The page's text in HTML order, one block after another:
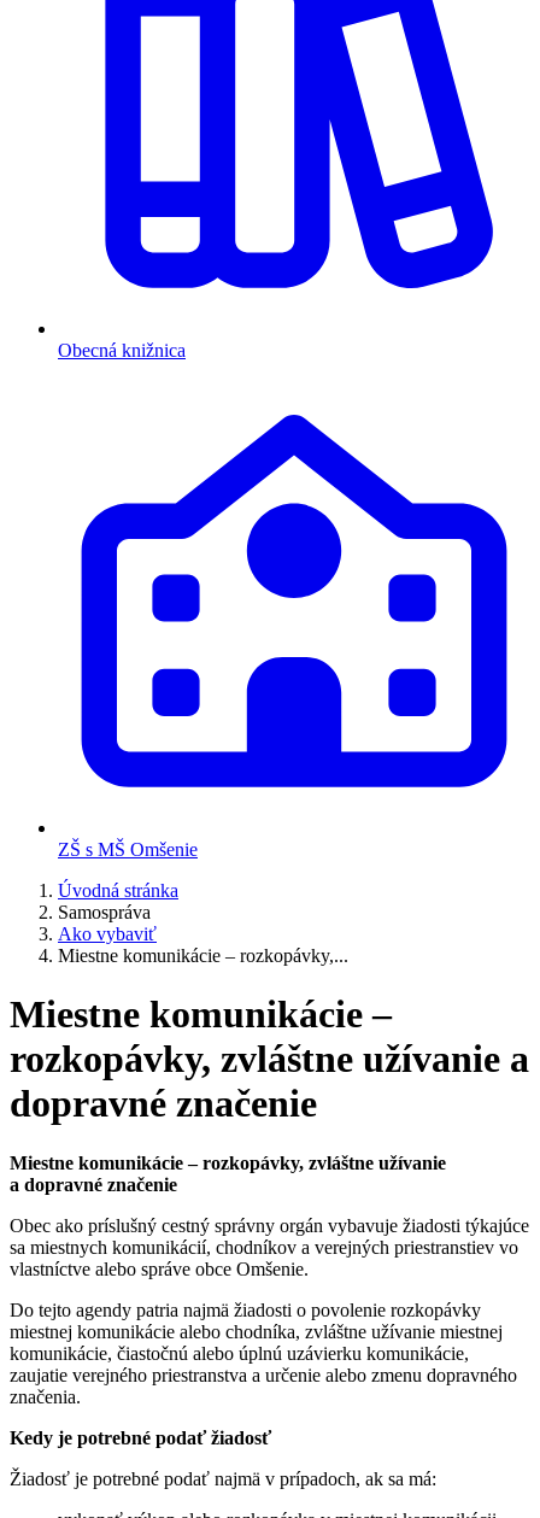
Obecná knižnica
ZŠ s MŠ Omšenie
Úvodná stránka
Samospráva
Ako vybaviť
Miestne komunikácie – rozkopávky,...
Miestne komunikácie –
rozkopávky, zvláštne užívanie a
dopravné značenie
Miestne komunikácie – rozkopávky, zvláštne užívanie
a dopravné značenie
Obec ako príslušný cestný správny orgán vybavuje žiadosti týkajúce
sa miestnych komunikácií, chodníkov a verejných priestranstiev vo
vlastníctve alebo správe obce Omšenie.
Do tejto agendy patria najmä žiadosti o povolenie rozkopávky
miestnej komunikácie alebo chodníka, zvláštne užívanie miestnej
komunikácie, čiastočnú alebo úplnú uzávierku komunikácie,
zaujatie verejného priestranstva a určenie alebo zmenu dopravného
značenia.
Kedy je potrebné podať žiadosť
Žiadosť je potrebné podať najmä v prípadoch, ak sa má: